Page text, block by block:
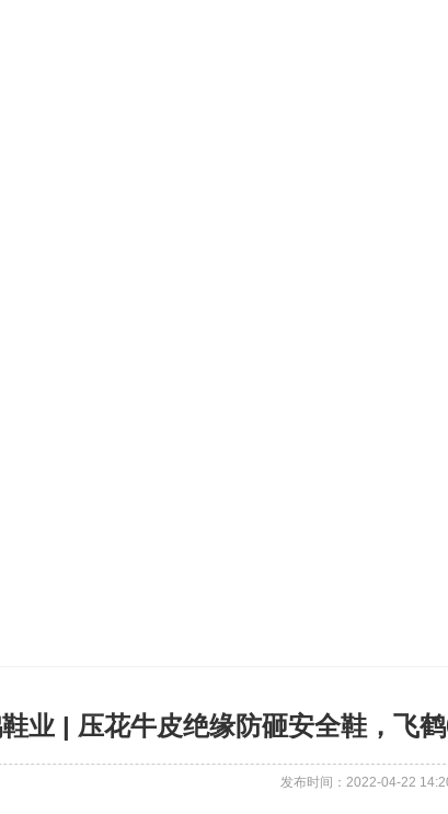
业 | 压花牛皮绝缘防砸安全鞋，飞
发布时间：2022-04-22